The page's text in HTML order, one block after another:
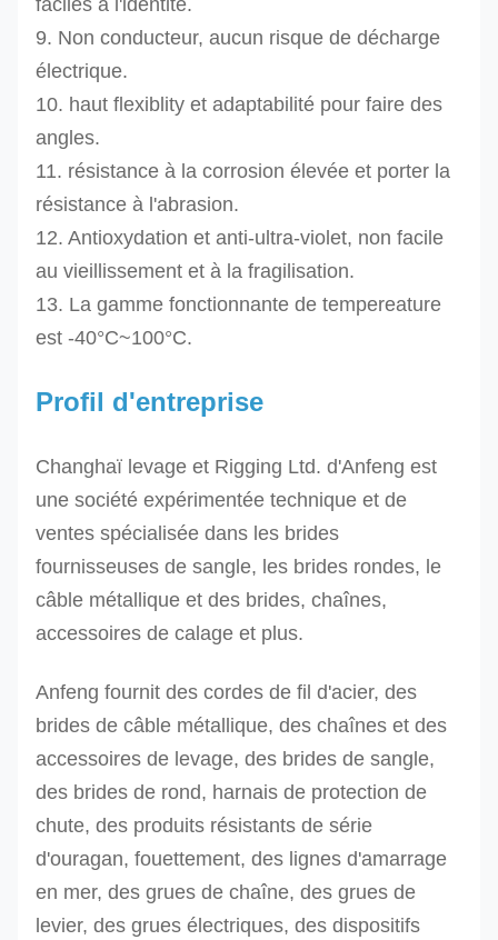
RES-
H-50T
RES-
H-
100T
RES-
H-
200T
50
200
orange
orange
84
140
RES-
H-
RES-
300T
RES-
H-
500T
250
500
orange
orange
245
800T
RES-
H-
1000T
RES-
H-
2000T
800
1000
2000
orange
orange
orange
298
332
470
faciles à l'identité.
9. Non conducteur, aucun risque de décharge
électrique.
10. haut flexiblity et adaptabilité pour faire des
angles.
11. résistance à la corrosion élevée et porter la
résistance à l'abrasion.
12. Antioxydation et anti-ultra-violet, non facile
au vieillissement et à la fragilisation.
13. La gamme fonctionnante de tempereature
est -40°C~100°C.
Profil d'entreprise
Changhaï levage et Rigging Ltd. d'Anfeng est
une société expérimentée technique et de
ventes spécialisée dans les brides
fournisseuses de sangle, les brides rondes, le
câble métallique et des brides, chaînes,
accessoires de calage et plus.
Anfeng fournit des cordes de fil d'acier, des
brides de câble métallique, des chaînes et des
accessoires de levage, des brides de sangle,
des brides de rond, harnais de protection de
chute, des produits résistants de série
d'ouragan, fouettement, des lignes d'amarrage
en mer, des grues de chaîne, des grues de
levier, des grues électriques, des dispositifs